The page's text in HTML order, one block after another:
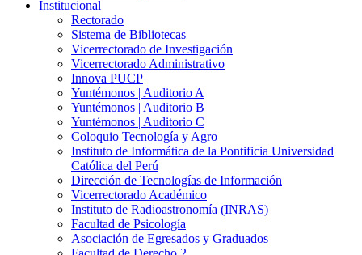
Institucional
Rectorado
Sistema de Bibliotecas
Vicerrectorado de Investigación
Vicerrectorado Administrativo
Innova PUCP
Yuntémonos | Auditorio A
Yuntémonos | Auditorio B
Yuntémonos | Auditorio C
Coloquio Tecnología y Agro
Instituto de Informática de la Pontificia Universidad
Católica del Perú
Dirección de Tecnologías de Información
Vicerrectorado Académico
Instituto de Radioastronomía (INRAS)
Facultad de Psicología
Asociación de Egresados y Graduados